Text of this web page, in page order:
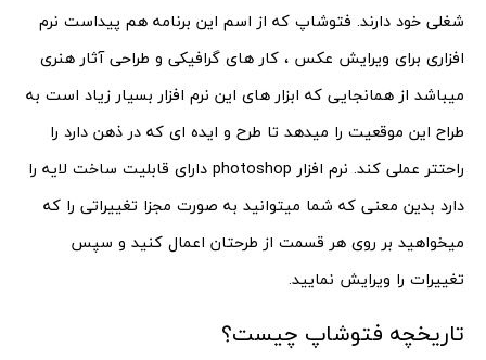
شغلی خود دارند. فتوشاپ که از اسم این برنامه هم پیداست نرم
افزاری برای ویرایش عکس ، کار های گرافیکی و طراحی آثار هنری
میباشد از همانجایی که ابزار های این نرم افزار بسیار زیاد است به
طراح این موقعیت را میدهد تا طرح و ایده ای که در ذهن دارد را
راحتتر عملی کند. نرم افزار photoshop دارای قابلیت ساخت لایه را
دارد بدین معنی که شما میتوانید به صورت مجزا تغییراتی را که
میخواهید بر روی هر قسمت از طرحتان اعمال کنید و سپس
تغییرات را ویرایش نمایید.
تاریخچه فتوشاپ چیست؟